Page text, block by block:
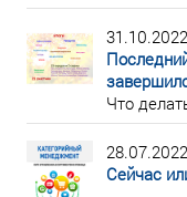
31.10.2022
Что
28.07.2022
Сейчас